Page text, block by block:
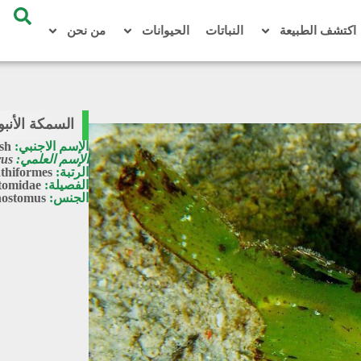
اكتشف الطبيعة النباتات الحيوانات من نحن
السمكة
الإسم الاجنبي:
الإسم العلمي:
الرتبة:
الفصيلة:
الجنس: